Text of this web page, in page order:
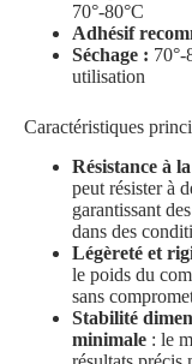
70°-80°C
Adhésif
Séchage : 70°-
utilisation
Caractéristiques
Résistance à
peut résister à
garantissant
dans des
Légèreté et
le poids du
sans
Stabilité
minimale : le